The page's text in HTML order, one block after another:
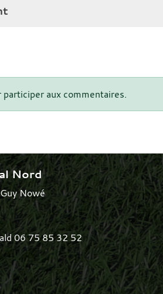
participer aux commentaires.
Nord
Nowé
06 75 85 32 52